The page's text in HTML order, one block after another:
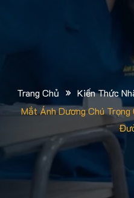
Trang Chủ » Kiến Thức
Mắt Ánh Dương Chú Trọng